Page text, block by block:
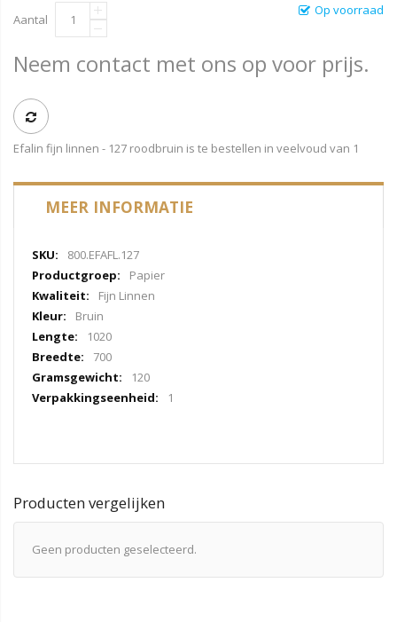
Op voorraad
Aantal
Neem contact met ons op voor prijs.
Efalin fijn linnen - 127 roodbruin is te bestellen in veelvoud van 1
MEER INFORMATIE
Meer
informatie
800.EFAFL.127
Papier
Fijn Linnen
Bruin
1020
700
120
1
Producten vergelijken
Geen producten geselecteerd.